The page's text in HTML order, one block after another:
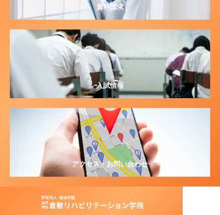
資料請求
入試情報
アクセス・お問い合わせ